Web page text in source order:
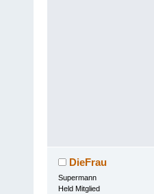
DieFrau
Supermann
Held Mitglied